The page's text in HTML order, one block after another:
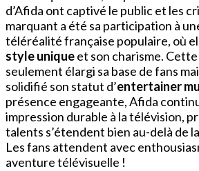
d’Afida ont captivé le public et les
marquant a été sa participation à
téléréalité française populaire, où
style uniqueet son charisme.
seulement élargi sa base de fans
solidifié son statut d’entertainer
présence engageante, Afida
impression durable à la télévision,
talents s’étendent bien au-delà de
Les fans attendent avec
aventure télévisuelle !